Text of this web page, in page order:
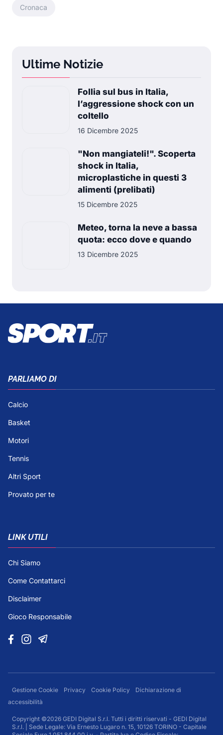
Cronaca
Ultime Notizie
Follia sul bus in Italia,
l’aggressione shock con un
coltello
16 Dicembre 2025
"Non mangiateli!". Scoperta
shock in Italia,
microplastiche in questi 3
alimenti (prelibati)
15 Dicembre 2025
Meteo, torna la neve a bassa
quota: ecco dove e quando
13 Dicembre 2025
PARLIAMO DI
Calcio
Basket
Motori
Tennis
Altri Sport
Provato per te
LINK UTILI
Chi Siamo
Come Contattarci
Disclaimer
Gioco Responsabile
Gestione Cookie Privacy Cookie Policy
Dichiarazione di
accessibilità
Copyright ©2026 GEDI Digital S.r.l. Tutti i diritti riservati - GEDI Digital
S.r.l. | Sede Legale: Via Ernesto Lugaro n. 15, 10126 TORINO - Capitale